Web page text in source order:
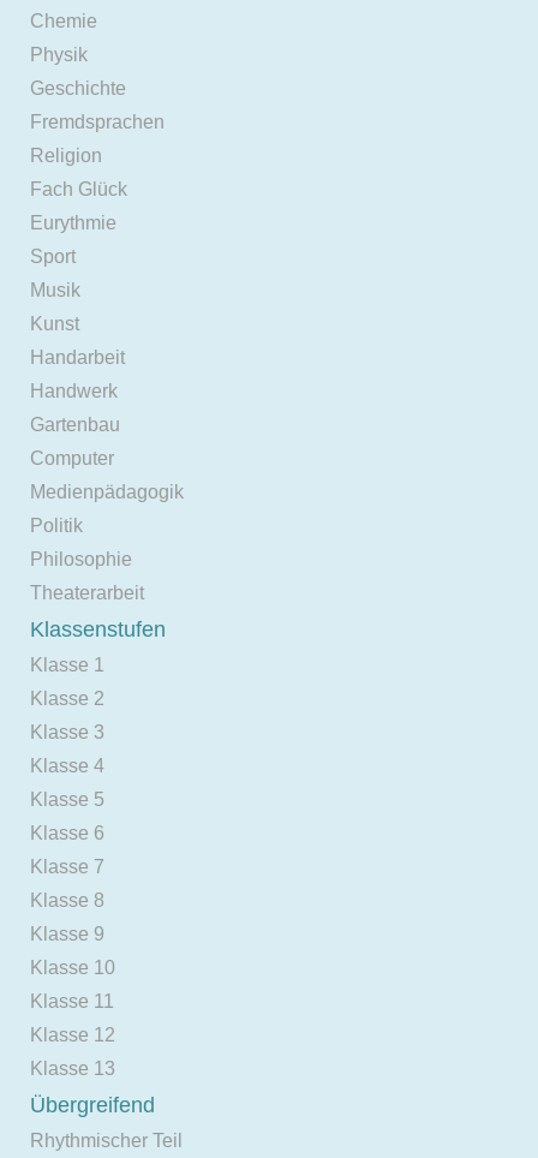
Chemie
Physik
Geschichte
Fremdsprachen
Religion
Fach Glück
Eurythmie
Sport
Musik
Kunst
Handarbeit
Handwerk
Gartenbau
Computer
Medienpädagogik
Politik
Philosophie
Theaterarbeit
Klassenstufen
Klasse 1
Klasse 2
Klasse 3
Klasse 4
Klasse 5
Klasse 6
Klasse 7
Klasse 8
Klasse 9
Klasse 10
Klasse 11
Klasse 12
Klasse 13
Übergreifend
Rhythmischer Teil